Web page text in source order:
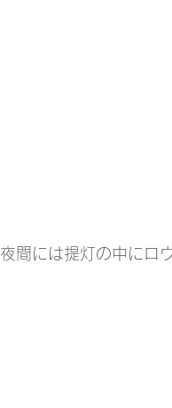
夜間には提灯の中にロ